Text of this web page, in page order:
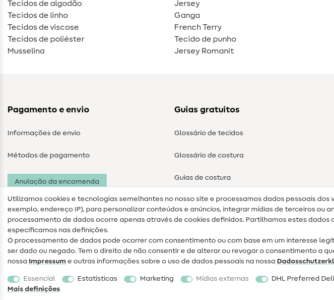
Tecidos de algodão
Tecidos de linho
Tecidos de viscose
Tecidos de poliéster
Musselina
Jersey
Ganga
French Terry
Tecido de punho
Jersey Romanit
Pagamento e envio
Informações de envio
Métodos de pagamento
Anulação da encomenda
Guias gratuitos
Glossário de tecidos
Glossário de costura
Guias de costura
Utilizamos cookies e tecnologias semelhantes no nosso site e processamos dados pessoais dos
exemplo, endereço IP), para personalizar conteúdos e anúncios, integrar mídias de terceiros ou
processamento de dados ocorre apenas através de cookies definidos. Partilhamos estes dados
especificamos nas definições.
O processamento de dados pode ocorrer com consentimento ou com base em um interesse
ser dado ou negado. Tem o direito de não consentir e de alterar ou revogar o consentimento a
nossa Impressum e outras informações sobre o uso de dados pessoais na nossa
Essencial Estatísticas Marketing Mídias externas DHL Preferred
Mais definições
Informações legais Proteção de dados
Termos e
condições